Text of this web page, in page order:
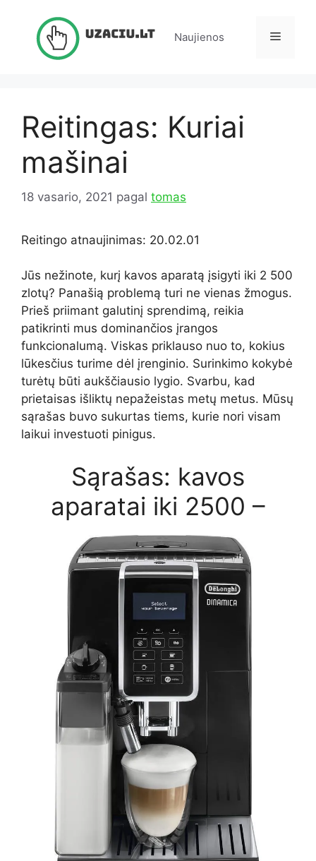
Naujienos Meniu
Reitingas: Kuriai
mašinai
18 vasario, 2021 pagal tomas
Reitingo atnaujinimas: 20.02.01
Jūs nežinote, kurį kavos aparatą įsigyti iki 2 500
zlotų? Panašią problemą turi ne vienas žmogus.
Prieš priimant galutinį sprendimą, reikia
patikrinti mus dominančios įrangos
funkcionalumą. Viskas priklauso nuo to, kokius
lūkesčius turime dėl įrenginio. Surinkimo kokybė
turėtų būti aukščiausio lygio. Svarbu, kad
prietaisas išliktų nepažeistas metų metus. Mūsų
sąrašas buvo sukurtas tiems, kurie nori visam
laikui investuoti pinigus.
Sąrašas: kavos
aparatai iki 2500 –